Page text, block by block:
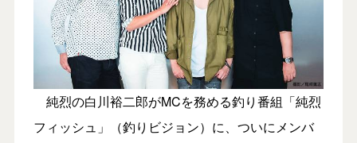
純烈の白川裕二郎がMCを務める釣り番組「純烈
フィッシュ」（釣りビジョン）に、ついにメンバ